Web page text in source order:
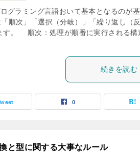
グラミング言語おいて基本となるのが
順次」「選択（分岐）」「繰り返し（
す。 順次：処理が順番に実行される
続きを読む
0
と型に関する大事なルール